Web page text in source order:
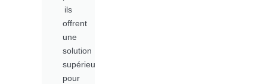
ils
offrent
une
solution
supérieure
pour